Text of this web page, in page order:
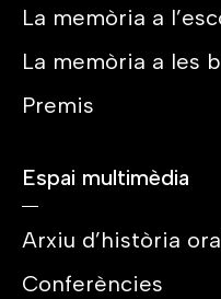
La memòria a
La memòria a les
Premis
Espai multimèdia
Arxiu d’història
Conferències